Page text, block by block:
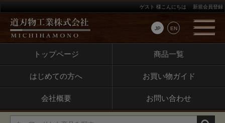
JP EN
ゲスト 様こんにちは 新規会員登録
トップページ 商品一覧
はじめての方へ お買い物ガイド
会社概要 お問い合わせ